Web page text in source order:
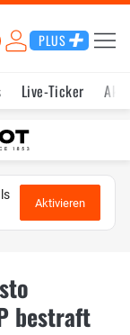
PLUS
Live-Ticker
Aktivieren
bestraft